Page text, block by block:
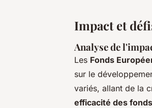
Impact et
Analyse de
Les Fonds
sur le
variés, allant de la
efficacité des